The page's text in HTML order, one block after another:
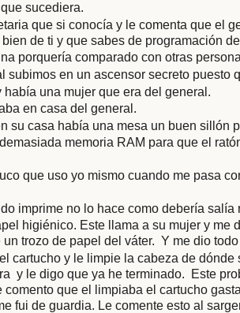
sucediera.
que si conocía y le comenta que el
de ti y que sabes de programación
porquería comparado con otras
subimos en un ascensor secreto puesto
había una mujer que era del general.
en casa del general.
su casa había una mesa un buen sillón
memoria RAM para que el
que uso yo mismo cuando me pasa
imprime no lo hace como debería salía
higiénico. Este llama a su mujer y me
trozo de papel del váter. Y me dio
cartucho y le limpie la cabeza de
y le digo que ya he terminado. Este
comento que el limpiaba el cartucho
fui de guardia. Le comente esto al